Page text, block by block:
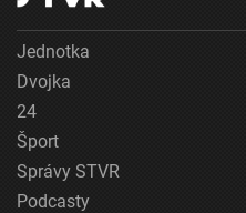
Jednotka
Dvojka
24
Šport
Správy STVR
Podcasty